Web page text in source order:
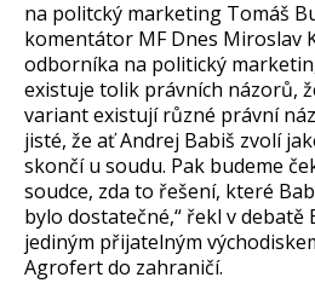
na politcký marketing Tomáš
komentátor MF Dnes Miroslav
odborníka na politický
existuje tolik právních názorů,
variant existují různé právní
jisté, že ať Andrej Babiš zvolí
skončí u soudu. Pak budeme
soudce, zda to řešení, které
bylo dostatečné,“ řekl v
jediným přijatelným
Agrofert do zahraničí.